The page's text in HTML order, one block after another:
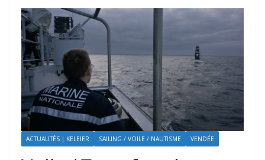
ACTUALITÉS | KELEIER SAILING / VOILE / NAUTISME VENDÉE